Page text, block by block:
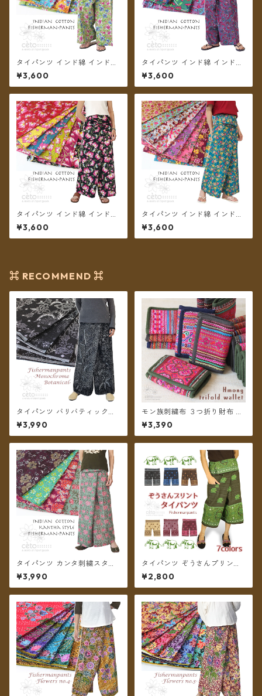
タイパンツ インド綿 インド更
紗 no.12 フラワープリント 2
タイプ全6カラー ロング丈【メ
ール便送料無料】
¥3,600
タイパンツ インド綿 インド更
紗 no.11 アジアンボタニカルプ
リント 4カラー ロング丈【メ
ール便送料無料】
¥3,600
タイパンツ インド綿 インド更
紗 no.10 ロータスプリント 6
カラー ロング丈【メール便送
料無料】
¥3,600
タイパンツ インド綿 インド更
紗 no.9 花柄プリントいろいろ
4タイプ全8カラー ロング丈
【メール便送料無料】
¥3,600
⌘ RECOMMEND ⌘
タイパンツ バリバティック柄
モノトーン ボタニカル 3タイ
プ リゾパン ロング丈【メール
便送料無料】
¥3,990
モン族刺繍布 ３つ折り財布 ＊
メール便送料無料＊
¥3,390
タイパンツ カンタ刺繍スタイ
ル インド綿 インド更紗 no.1
フラワープリント 4タイプ ロ
ング丈【メール便送料無料】
¥3,990
タイパンツ ぞうさんプリント
ミディアム丈 ★7カラー★【メ
ール便送料無料】
¥2,800